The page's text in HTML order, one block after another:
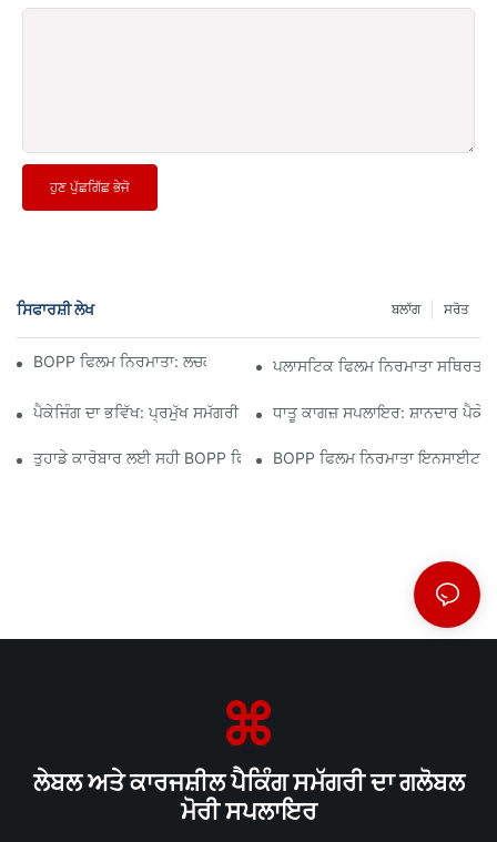
ਹੁਣ ਪੁੱਛਗਿੱਛ ਭੇਜੋ
ਸਿਫਾਰਸ਼ੀ ਲੇਖ ਸਰੋਤ
ਬਲਾੱਗ
BOPP ਫਿਲਮ ਨਿਰਮਾਤਾ: ਲਚਕਦਾਰ ਪੈਕੇਜਿੰਗ ਦੀ ਰੀੜ੍ਹ ਦੀ ਹੱਡੀ
ਪਲਾਸਟਿਕ ਫਿਲਮ ਨਿਰਮਾਤਾ
ਪੈਕੇਜਿੰਗ ਦਾ ਭਵਿੱਖ: ਪ੍ਰਮੁੱਖ ਸਮੱਗਰੀ ਨਿਰਮਾਤਾਵਾਂ ਤੋਂ ਸੂਝਧਾਤੂ ਕਾਗਜ਼ ਸਪਲਾਇਰ: ਸ਼ਾਨਦਾਰ
ਤੁਹਾਡੇ ਕਾਰੋਬਾਰ ਲਈ ਸਹੀ BOPP ਫਿਲਮ ਸਪਲਾਇਰ ਦੀ ਚੋਣ ਕਿਉਂ ਮਾਇਨੇ ਰੱਖਦੀ
BOPP ਫਿਲਮ ਨਿਰਮਾਤਾ
ਲੇਬਲ ਅਤੇ ਕਾਰਜਸ਼ੀਲ ਪੈਕਿੰਗ ਸਮੱਗਰੀ ਦਾ ਗਲੋਬਲ
ਮੋਰੀ ਸਪਲਾਇਰ